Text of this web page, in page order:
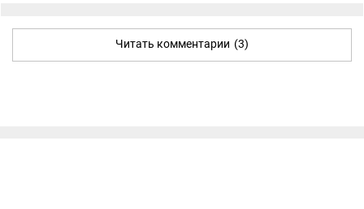
Читать комментарии (3)